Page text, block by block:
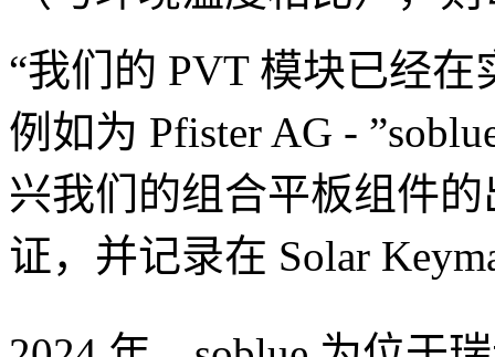
“我们的 PVT 模块已经
例如为 Pfister AG -
兴我们的组合平板组件
证，并记录在 Solar